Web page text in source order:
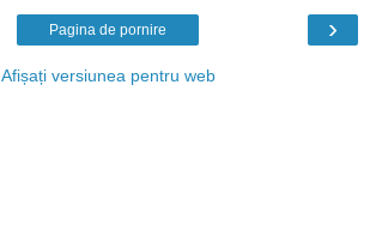
›
Pagina de pornire
Afișați versiunea pentru web